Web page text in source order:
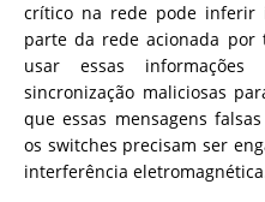
crítico na rede pode inferir
parte da rede acionada por
usar essas
sincronização maliciosas
que essas mensagens
os switches precisam ser
interferência